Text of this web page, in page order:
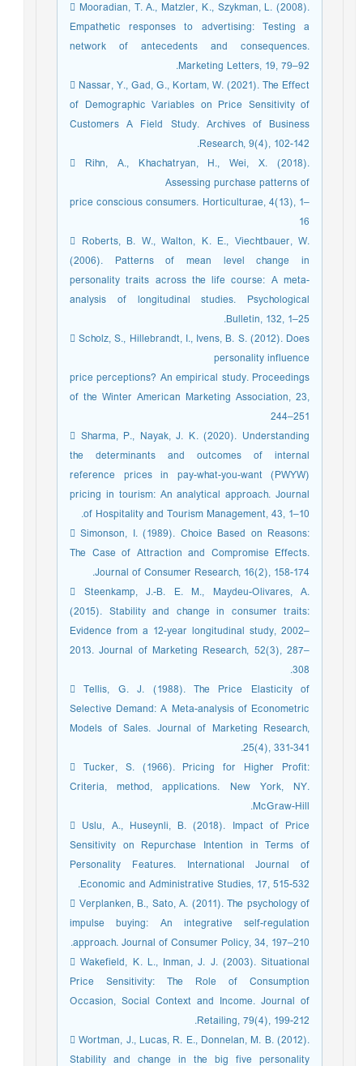
 Mooradian, T. A., Matzler, K., Szykman, L. (2008).
Empathetic responses to advertising: Testing a
network of antecedents and consequences.
Marketing Letters, 19, 79–92.
 Nassar, Y., Gad, G., Kortam, W. (2021). The Effect
of Demographic Variables on Price Sensitivity of
Customers A Field Study. Archives of Business
Research, 9(4), 102-142.
 Rihn, A., Khachatryan, H., Wei, X. (2018).
Assessing purchase patterns of
price conscious consumers. Horticulturae, 4(13), 1–
16
 Roberts, B. W., Walton, K. E., Viechtbauer, W.
(2006). Patterns of mean level change in
personality traits across the life course: A meta-
analysis of longitudinal studies. Psychological
Bulletin, 132, 1–25.
 Scholz, S., Hillebrandt, I., Ivens, B. S. (2012). Does
personality influence
price perceptions? An empirical study. Proceedings
of the Winter American Marketing Association, 23,
244–251
 Sharma, P., Nayak, J. K. (2020). Understanding
the determinants and outcomes of internal
reference prices in pay-what-you-want (PWYW)
pricing in tourism: An analytical approach. Journal
of Hospitality and Tourism Management, 43, 1–10.
 Simonson, I. (1989). Choice Based on Reasons:
The Case of Attraction and Compromise Effects.
Journal of Consumer Research, 16(2), 158-174.
 Steenkamp, J.-B. E. M., Maydeu-Olivares, A.
(2015). Stability and change in consumer traits:
Evidence from a 12-year longitudinal study, 2002–
2013. Journal of Marketing Research, 52(3), 287–
308.
 Tellis, G. J. (1988). The Price Elasticity of
Selective Demand: A Meta-analysis of Econometric
Models of Sales. Journal of Marketing Research,
25(4), 331-341.
 Tucker, S. (1966). Pricing for Higher Profit:
Criteria, method, applications. New York, NY.
McGraw-Hill.
 Uslu, A., Huseynli, B. (2018). Impact of Price
Sensitivity on Repurchase Intention in Terms of
Personality Features. International Journal of
Economic and Administrative Studies, 17, 515-532.
 Verplanken, B., Sato, A. (2011). The psychology of
impulse buying: An integrative self-regulation
approach. Journal of Consumer Policy, 34, 197–210.
 Wakefield, K. L., Inman, J. J. (2003). Situational
Price Sensitivity: The Role of Consumption
Occasion, Social Context and Income. Journal of
Retailing, 79(4), 199-212.
 Wortman, J., Lucas, R. E., Donnelan, M. B. (2012).
Stability and change in the big five personality